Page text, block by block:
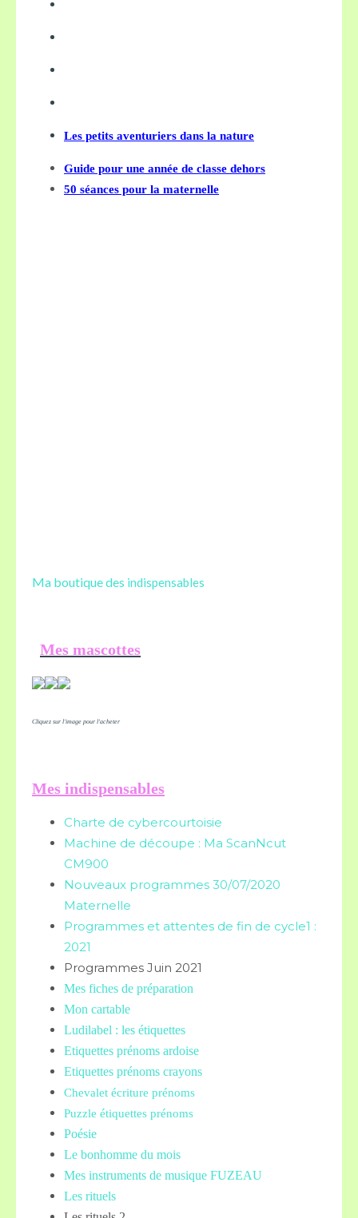
Les petits aventuriers dans la nature
Guide pour une année de classe dehors
50 séances pour la maternelle
Ma boutique des indispensables
Mes mascottes
Cliquez sur l'image pour l'acheter
Mes indispensables
Charte de cybercourtoisie
Machine de découpe : Ma ScanNcut
CM900
Nouveaux programmes 30/07/2020
Maternelle
Programmes et attentes de fin de cycle1 :
2021
Programmes Juin 2021
Mes fiches de préparation
Mon cartable
Ludilabel : les étiquettes
Etiquettes prénoms ardoise
Etiquettes prénoms crayons
Chevalet écriture prénoms
Puzzle étiquettes prénoms
Poésie
Le bonhomme du mois
Mes instruments de musique FUZEAU
Les rituels